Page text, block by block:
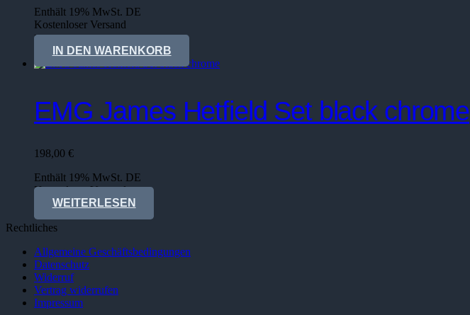
Enthält 19% MwSt. DE
Kostenloser Versand
Lieferzeit: sofort lieferbar
IN DEN WARENKORB
EMG James Hetfield Set black chrome
198,00 €
Enthält 19% MwSt. DE
Kostenloser Versand
WEITERLESEN
Rechtliches
Allgemeine Geschäftsbedingungen
Datenschutz
Widerruf
Vertrag widerrufen
Impressum